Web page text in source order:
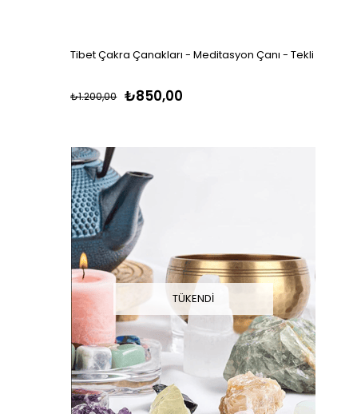
Tibet Çakra Çanakları - Meditasyon Çanı - Tekli
₺850,00
₺1.200,00
TÜKENDI